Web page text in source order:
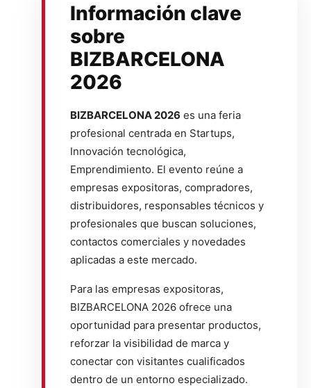
Información clave
sobre
BIZBARCELONA
2026
BIZBARCELONA 2026 es una feria
profesional centrada en Startups,
Innovación tecnológica,
Emprendimiento. El evento reúne a
empresas expositoras, compradores,
distribuidores, responsables técnicos y
profesionales que buscan soluciones,
contactos comerciales y novedades
aplicadas a este mercado.
Para las empresas expositoras,
BIZBARCELONA 2026 ofrece una
oportunidad para presentar productos,
reforzar la visibilidad de marca y
conectar con visitantes cualificados
dentro de un entorno especializado.